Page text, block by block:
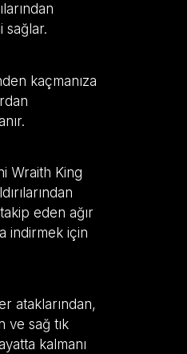
sağlar.
kaçmanıza
Wraith King
eden ağır
indirmek için
ataklarından,
ve sağ tık
kalmanı